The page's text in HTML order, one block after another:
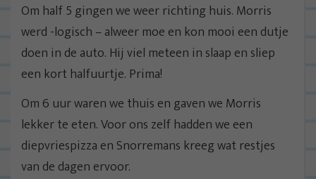
Om half 5 gingen we weer richting huis. Morris
werd -logisch – alweer moe en kon mooi een dutje
doen in de auto. Hij viel meteen in slaap en sliep
een kort halfuurtje. Prima!
Om 6 uur waren we thuis en gaven we Morris
lekker te eten. Voor ons zelf hadden we een
diepvriespizza en Snorremans kreeg wat restjes
van de dagen ervoor.